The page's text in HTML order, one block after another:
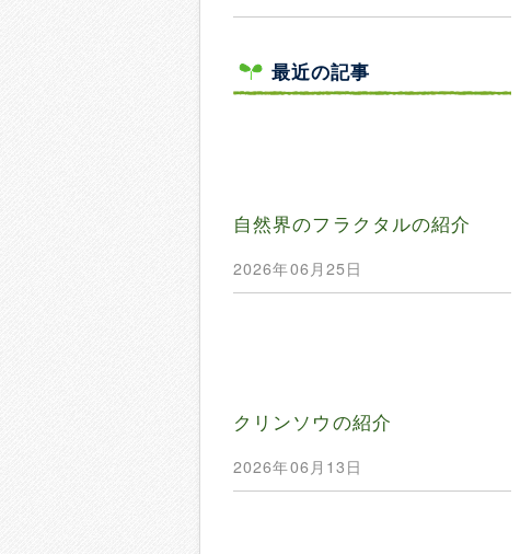
最近の記事
自然界のフラクタルの紹介
2026年06月25日
クリンソウの紹介
2026年06月13日